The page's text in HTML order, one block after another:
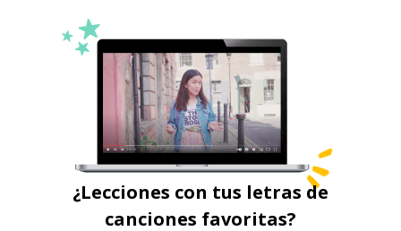
¿Lecciones con tus letras de
canciones favoritas?